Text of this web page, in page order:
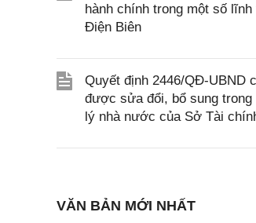
hành chính trong một số
Điện Biên
Quyết định 2446/QĐ-UBND
được sửa đổi, bổ sung trong
lý nhà nước của Sở Tài
VĂN BẢN MỚI NHẤT